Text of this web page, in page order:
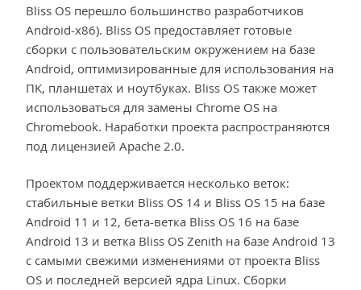
Bliss OS перешло большинство разработчиков
Android-x86). Bliss OS предоставляет готовые
сборки с пользовательским окружением на базе
Android, оптимизированные для использования на
ПК, планшетах и ноутбуках. Bliss OS также может
использоваться для замены Chrome OS на
Chromebook. Наработки проекта распространяются
под лицензией Apache 2.0.
Проектом поддерживается несколько веток:
стабильные ветки Bliss OS 14 и Bliss OS 15 на базе
Android 11 и 12, бета-ветка Bliss OS 16 на базе
Android 13 и ветка Bliss OS Zenith на базе Android 13
с самыми свежими изменениями от проекта Bliss
OS и последней версией ядра Linux. Сборки